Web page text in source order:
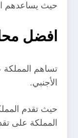
حيث يساعدهم
افضل
تساهم المملكة
الأجنبي.
حيث تقدم
المملكة على